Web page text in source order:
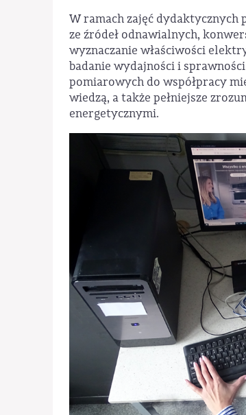
W ramach zajęć
ze źródeł odnawialnych,
wyznaczanie właściwości
badanie wydajności i
pomiarowych do współpracy
wiedzą, a także pełniejsze
energetycznymi.